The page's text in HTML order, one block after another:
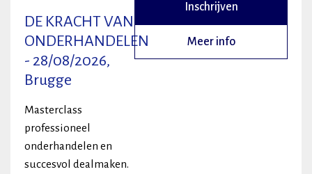
DE KRACHT VAN
ONDERHANDELEN
- 28/08/2026,
Brugge
Masterclass
professioneel
onderhandelen en
succesvol dealmaken.
Inschrijven
Meer info